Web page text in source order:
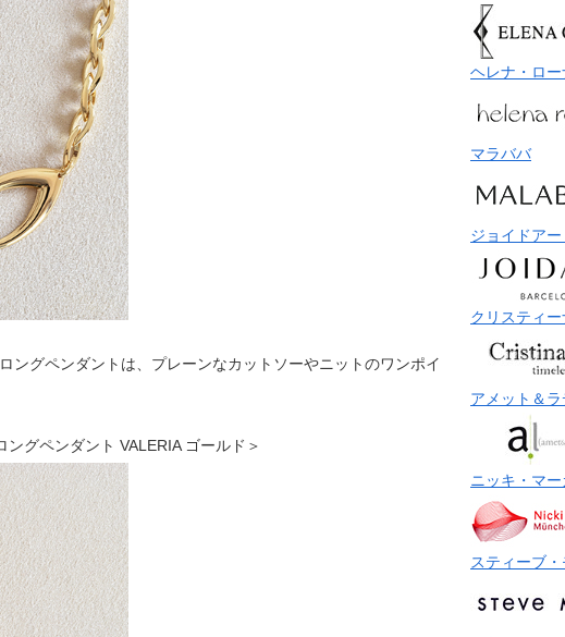
ングペンダントは、プレーンなカットソーやニットのワンポイ
グペンダント VALERIA ゴールド＞
ヘレナ・ロー
マラババ
ジョイドアー
クリスティー
アメット＆ラ
ニッキ・マー
スティーブ・